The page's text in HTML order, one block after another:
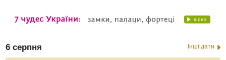
6 серпня Інші дати